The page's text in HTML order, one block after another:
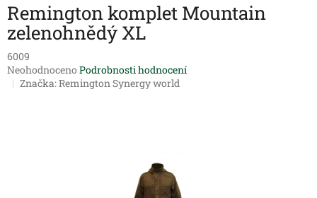
Remington komplet Mountain
zelenohnědý XL
6009
Průměrné
hodnocení
Neohodnoceno Podrobnosti hodnocení
Značka:Remington Synergy world